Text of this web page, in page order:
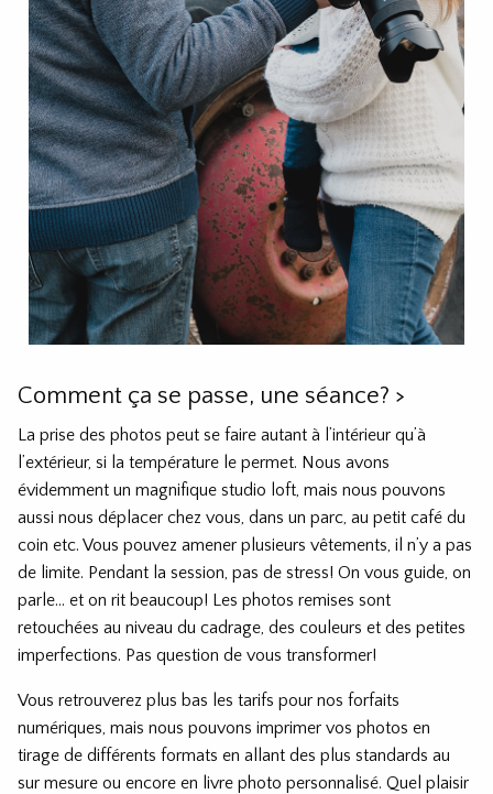
Comment ça se passe, une séance? >
La prise des photos peut se faire autant à l’intérieur qu’à
l’extérieur, si la température le permet. Nous avons
évidemment un magnifique studio loft, mais nous pouvons
aussi nous déplacer chez vous, dans un parc, au petit café du
coin etc. Vous pouvez amener plusieurs vêtements, il n’y a pas
de limite. Pendant la session, pas de stress! On vous guide, on
parle… et on rit beaucoup! Les photos remises sont
retouchées au niveau du cadrage, des couleurs et des petites
imperfections. Pas question de vous transformer!
Vous retrouverez plus bas les tarifs pour nos forfaits
numériques, mais nous pouvons imprimer vos photos en
tirage de différents formats en allant des plus standards au
sur mesure ou encore en livre photo personnalisé. Quel plaisir